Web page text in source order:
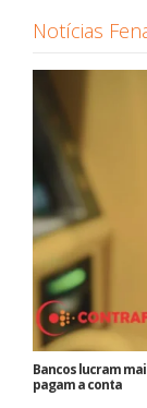
Notícias
Bancos lucram
pagam a conta